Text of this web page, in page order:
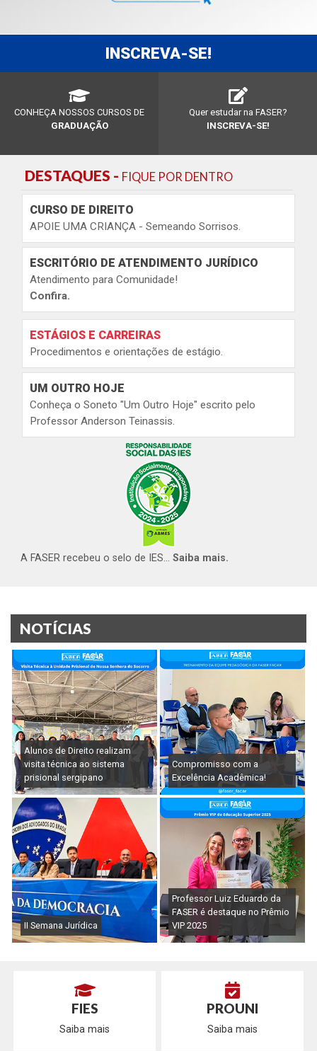
INSCREVA-SE!
CONHEÇA NOSSOS CURSOS DE
GRADUAÇÃO
Quer estudar na FASER?
INSCREVA-SE!
DESTAQUES - FIQUE POR DENTRO
CURSO DE DIREITO
APOIE UMA CRIANÇA - Semeando Sorrisos.
ESCRITÓRIO DE ATENDIMENTO JURÍDICO
Atendimento para Comunidade!
Confira.
ESTÁGIOS E CARREIRAS
Procedimentos e orientações de estágio.
UM OUTRO HOJE
Conheça o Soneto "Um Outro Hoje" escrito pelo
Professor Anderson Teinassis.
A FASER recebeu o selo de IES... Saiba mais.
NOTÍCIAS
Alunos de Direito realizam
visita técnica ao sistema
prisional sergipano
Compromisso com a
Excelência Acadêmica!
II Semana Jurídica
Professor Luiz Eduardo da
FASER é destaque no Prêmio
VIP 2025
FIES
Saiba mais
PROUNI
Saiba mais